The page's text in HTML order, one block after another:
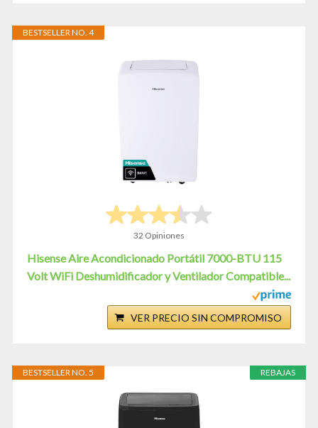
BESTSELLER NO. 4
32 Opiniones
Hisense Aire Acondicionado Portátil 7000-BTU 115
Volt WiFi Deshumidificador y Ventilador Compatible...
VER PRECIO SIN COMPROMISO
REBAJAS
BESTSELLER NO. 5